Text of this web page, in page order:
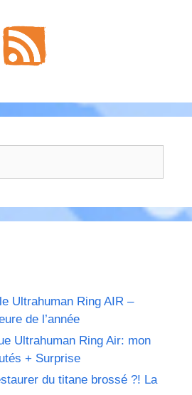
Ultrahuman Ring AIR –
de l’année
Ultrahuman Ring Air: mon
+ Surprise
du titane brossé ?! La